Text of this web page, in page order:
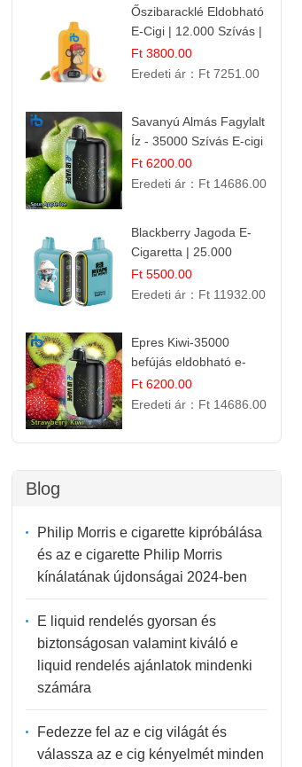
Őszibaracklé Eldobható
E-Cigi | 12.000 Szívás |
Frissítő Barack Íz
Ft 3800.00
Eredeti ár： Ft 7251.00
Savanyú Almás Fagylalt
Íz - 35000 Szívás E-cigi
Ft 6200.00
Eredeti ár： Ft 14686.00
Blackberry Jagoda E-
Cigaretta | 25.000
Szívás | Ízesített E-
Liquid
Ft 5500.00
Eredeti ár： Ft 11932.00
Epres Kiwi-35000
befújás eldobható e-
cigaretta
Ft 6200.00
Eredeti ár： Ft 14686.00
Blog
Philip Morris e cigarette kipróbálása
és az e cigarette Philip Morris
kínálatának újdonságai 2024-ben
E liquid rendelés gyorsan és
biztonságosan valamint kiváló e
liquid rendelés ajánlatok mindenki
számára
Fedezze fel az e cig világát és
válassza az e cig kényelmét minden